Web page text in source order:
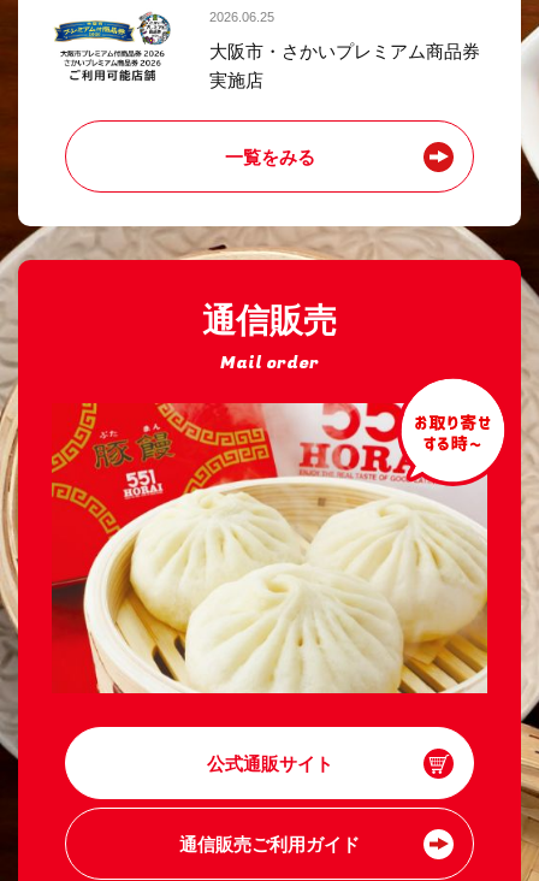
2026.06.25
大阪市・さかいプレミアム商品券
実施店
一覧をみる
通信販売
Mail order
公式通販サイト
通信販売ご利用ガイド